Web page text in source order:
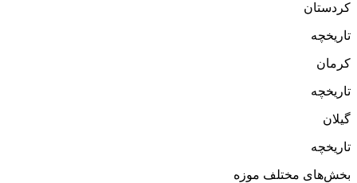
کردستان
تاریخچه
کرمان
تاریخچه
گیلان
تاریخچه
بخش‌های مختلف موزه